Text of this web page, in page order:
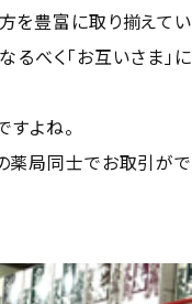
を豊富に取り揃えてい
べく「お互いさま」に
よね。
薬局同士でお取引がで